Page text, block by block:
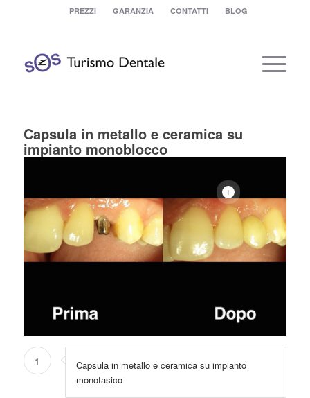
PREZZI GARANZIA CONTATTI BLOG
Capsula in metallo e ceramica su
impianto monoblocco
1
1
Capsula in metallo e ceramica su impianto
monofasico